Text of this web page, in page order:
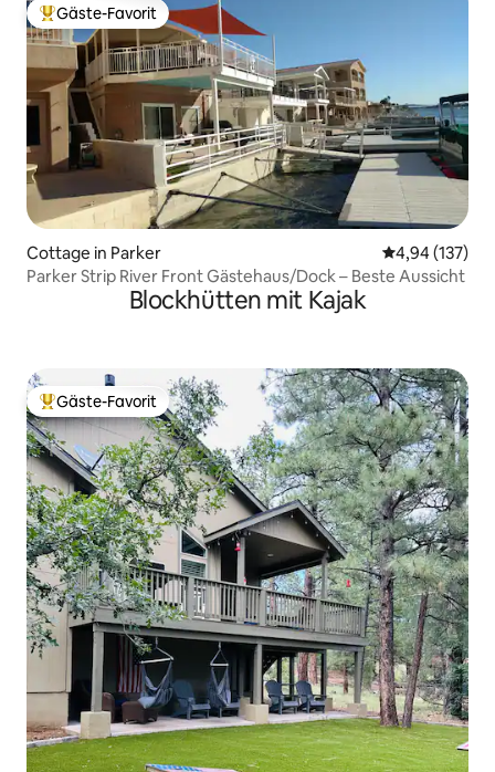
Beliebter Gäste-Favorit.
Gäste-Favorit
Cottage in Parker
4,94 (137)
Parker Strip River Front Gästehaus/Dock – Beste Aussicht
Blockhütten mit Kajak
Beliebter Gäste-Favorit.
Gäste-Favorit